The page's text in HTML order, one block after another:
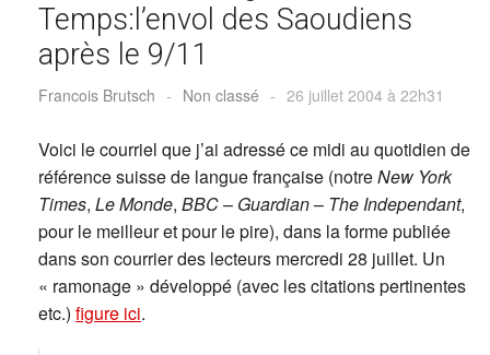
Temps:l’envol des Saoudiens
après le 9/11
Francois Brutsch - Non classé - 26 juillet 2004 à 22h31
Voici le courriel que j’ai adressé ce midi au quotidien de
référence suisse de langue française (notreNew York
Times, Le Monde, BBC– Guardian– The Independant,
pour le meilleur et pour le pire), dans la forme publiée
dans son courrier des lecteurs mercredi 28 juillet. Un
« ramonage » développé (avec les citations pertinentes
etc.) figure ici.